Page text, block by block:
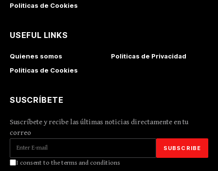
Politicas de Cookies
USEFUL LINKS
Quienes somos
Politicas de Privacidad
Politicas de Cookies
SUSCRÍBETE
Suscríbete y recibe las últimas noticias directamente en tu
correo
I consent to the terms and conditions